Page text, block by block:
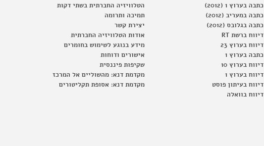
כתבה בערוץ 1 (2012)
כתבה במעריב (2012)
כתבה בגלובס (2012)
דיווח ברשת RT
דיווח בערוץ 23
כתבה בערוץ 1
דיווח בערוץ 10
דיווח בערוץ 1
דיווח בעיתון פוסט
דיווח בוואלה
הטלוויזיה החברתית בשתי דקות
תמיכה ותרומה
יצירת קשר
אודות הטלוויזיה החברתית
מידע בנוגע לשימוש בחומרים
אישורים ודוחות
שקיפות פיננסית
מקדמת דנא: מהשוליים אל המרכז
מקדמת דנא: אסופת תקליטורים